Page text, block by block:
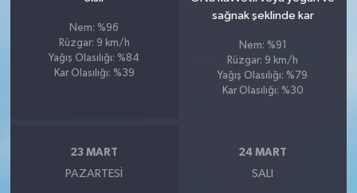
Nem: %96
Rüzgar: 9 km/h
Yağış Olasılığı: %84
Kar Olasılığı: %39
sağnak şeklinde kar
Nem: %91
Rüzgar: 9 km/h
Yağış Olasılığı: %79
Kar Olasılığı: %30
23 MART
PAZARTESI
24 MART
SALI